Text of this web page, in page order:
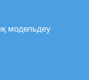
ҚАДІРБАЕВА
МЫҢБАЕВА
модельдеу